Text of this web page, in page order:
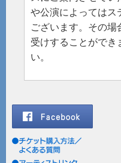
や公演によってはス
ございます。その場
受けすることができ
い。